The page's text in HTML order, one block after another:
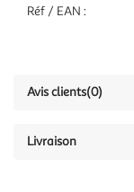
Réf / EAN :
Avis clients(0)
Livraison